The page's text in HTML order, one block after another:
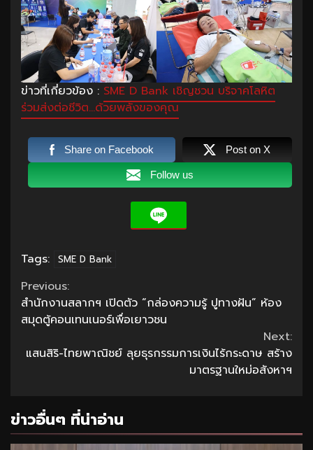
ข่าวที่เกี่ยวข้อง : SME D Bank เชิญชวน บริจาคโลหิต
ร่วมส่งต่อชีวิต…ด้วยพลังของคุณ
Share on Facebook Post on X
Follow us
Tags: SME D Bank
Continue
Reading
Previous:
สำนักงานสลากฯ เปิดตัว “กล่องความรู้ ปูทางฝัน” ห้อง
สมุดตู้คอนเทนเนอร์เพื่อเยาวชน
Next:
แสนสิริ-ไทยพาณิชย์ ลุยธุรกรรมการเงินไร้กระดาษ สร้าง
มาตรฐานใหม่อสังหาฯ
ข่าวอื่นๆ ที่น่าอ่าน